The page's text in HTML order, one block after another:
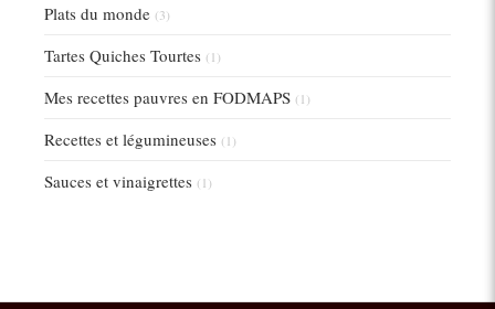
Plats du monde (3)
Tartes Quiches Tourtes (1)
Mes recettes pauvres en FODMAPS (1)
Recettes et légumineuses (1)
Sauces et vinaigrettes (1)